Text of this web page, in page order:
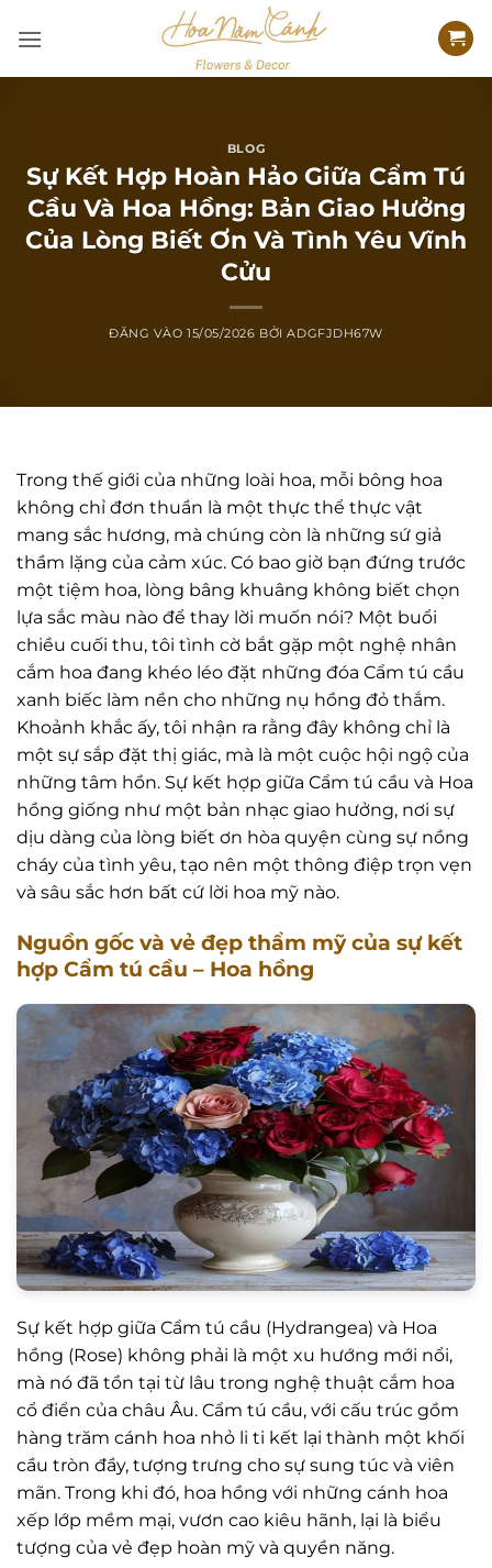
qua
BLOG
Sự Kết Hợp Hoàn Hảo Giữa Cẩm Tú
Cầu Và Hoa Hồng: Bản Giao Hưởng
Của Lòng Biết Ơn Và Tình Yêu Vĩnh
Cửu
ĐĂNG VÀO 15/05/2026 BỞIADGFJDH67W
Trong thế giới của những loài hoa, mỗi bông hoa
không chỉ đơn thuần là một thực thể thực vật
mang sắc hương, mà chúng còn là những sứ giả
thầm lặng của cảm xúc. Có bao giờ bạn đứng trước
một tiệm hoa, lòng bâng khuâng không biết chọn
lựa sắc màu nào để thay lời muốn nói? Một buổi
chiều cuối thu, tôi tình cờ bắt gặp một nghệ nhân
cắm hoa đang khéo léo đặt những đóa Cẩm tú cầu
xanh biếc làm nền cho những nụ hồng đỏ thắm.
Khoảnh khắc ấy, tôi nhận ra rằng đây không chỉ là
một sự sắp đặt thị giác, mà là một cuộc hội ngộ của
những tâm hồn. Sự kết hợp giữa Cẩm tú cầu và Hoa
hồng giống như một bản nhạc giao hưởng, nơi sự
dịu dàng của lòng biết ơn hòa quyện cùng sự nồng
cháy của tình yêu, tạo nên một thông điệp trọn vẹn
và sâu sắc hơn bất cứ lời hoa mỹ nào.
Nguồn gốc và vẻ đẹp thẩm mỹ của sự kết
hợp Cẩm tú cầu – Hoa hồng
Sự kết hợp giữa Cẩm tú cầu (Hydrangea) và Hoa
hồng (Rose) không phải là một xu hướng mới nổi,
mà nó đã tồn tại từ lâu trong nghệ thuật cắm hoa
cổ điển của châu Âu. Cẩm tú cầu, với cấu trúc gồm
hàng trăm cánh hoa nhỏ li ti kết lại thành một khối
cầu tròn đầy, tượng trưng cho sự sung túc và viên
mãn. Trong khi đó, hoa hồng với những cánh hoa
xếp lớp mềm mại, vươn cao kiêu hãnh, lại là biểu
tượng của vẻ đẹp hoàn mỹ và quyền năng.